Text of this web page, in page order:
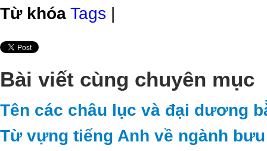
Từ khóa Tags |
Bài viết cùng chuyên mục
Tên các châu lục và đại dương
Từ vựng tiếng Anh về ngành